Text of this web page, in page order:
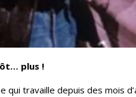
plus !
travaille depuis des mois